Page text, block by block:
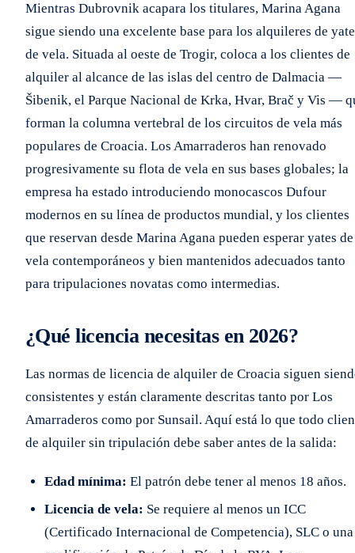
Mientras Dubrovnik acapara los titulares, Marina Agana
sigue siendo una excelente base para los alquileres de
de vela. Situada al oeste de Trogir, coloca a los clientes de
alquiler al alcance de las islas del centro de Dalmacia —
Šibenik, el Parque Nacional de Krka, Hvar, Brač y Vis —
forman la columna vertebral de los circuitos de vela más
populares de Croacia. Los Amarraderos han renovado
progresivamente su flota de vela en sus bases globales; la
empresa ha estado introduciendo monocascos Dufour
modernos en su línea de productos mundial, y los clientes
que reservan desde Marina Agana pueden esperar yates de
vela contemporáneos y bien mantenidos adecuados tanto
para tripulaciones novatas como intermedias.
¿Qué licencia necesitas en 2026?
Las normas de licencia de alquiler de Croacia siguen
consistentes y están claramente descritas tanto por Los
Amarraderos como por Sunsail. Aquí está lo que todo
de alquiler sin tripulación debe saber antes de la salida:
Edad mínima: El patrón debe tener al menos 18 años.
Licencia de vela: Se requiere al menos un ICC
(Certificado Internacional de Competencia), SLC o una